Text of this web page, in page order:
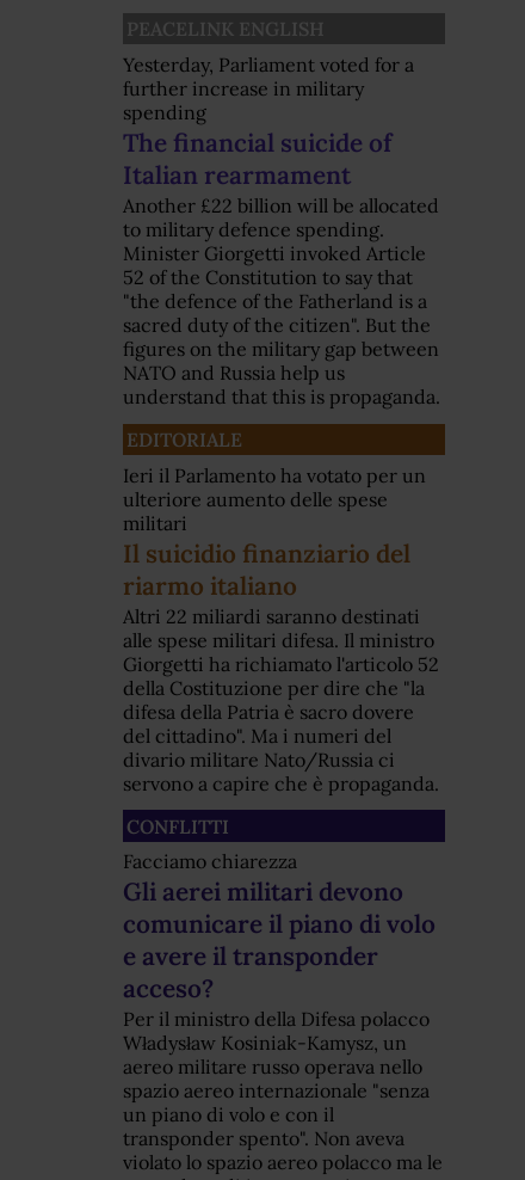
PEACELINK ENGLISH
Yesterday, Parliament voted for a
further increase in military
spending
The financial suicide of
Italian rearmament
Another £22 billion will be allocated
to military defence spending.
Minister Giorgetti invoked Article
52 of the Constitution to say that
"the defence of the Fatherland is a
sacred duty of the citizen". But the
figures on the military gap between
NATO and Russia help us
understand that this is propaganda.
EDITORIALE
Ieri il Parlamento ha votato per un
ulteriore aumento delle spese
militari
Il suicidio finanziario del
riarmo italiano
Altri 22 miliardi saranno destinati
alle spese militari difesa. Il ministro
Giorgetti ha richiamato l'articolo 52
della Costituzione per dire che "la
difesa della Patria è sacro dovere
del cittadino". Ma i numeri del
divario militare Nato/Russia ci
servono a capire che è propaganda.
CONFLITTI
Facciamo chiarezza
Gli aerei militari devono
comunicare il piano di volo
e avere il transponder
acceso?
Per il ministro della Difesa polacco
Władysław Kosiniak-Kamysz, un
aereo militare russo operava nello
spazio aereo internazionale "senza
un piano di volo e con il
transponder spento". Non aveva
violato lo spazio aereo polacco ma le